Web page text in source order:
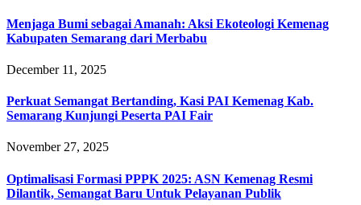
Menjaga Bumi sebagai Amanah: Aksi Ekoteologi Kemenag
Kabupaten Semarang dari Merbabu
December 11, 2025
Perkuat Semangat Bertanding, Kasi PAI Kemenag Kab.
Semarang Kunjungi Peserta PAI Fair
November 27, 2025
Optimalisasi Formasi PPPK 2025: ASN Kemenag Resmi
Dilantik, Semangat Baru Untuk Pelayanan Publik